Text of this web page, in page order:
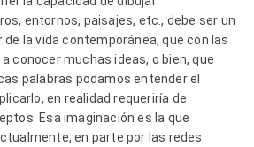
entornos, paisajes, etc., debe ser un
la vida contemporánea, que con las
conocer muchas ideas, o bien, que
palabras podamos entender el
en realidad requeriría de
Esa imaginación es la que
en parte por las redes